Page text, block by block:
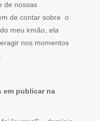
de nossas
de contar sobre o
meu irmão, ela
nos momentos
em publicar na